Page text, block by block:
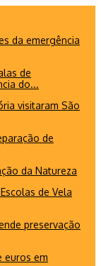
da emergência
de
do...
visitaram São
de
da Natureza
de Vela
preservação
euros em